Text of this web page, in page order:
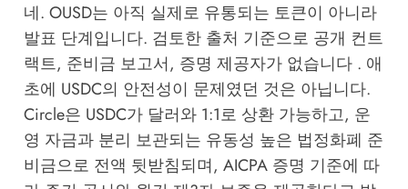
네. OUSD는 아직 실제로 유통되는 토큰이 아니라
발표 단계입니다. 검토한 출처 기준으로 공개 컨트
랙트, 준비금 보고서, 증명 제공자가 없습니다 . 애
초에 USDC의 안전성이 문제였던 것은 아닙니다.
Circle은 USDC가 달러와 1:1로 상환 가능하고, 운
영 자금과 분리 보관되는 유동성 높은 법정화폐 준
비금으로 전액 뒷받침되며, AICPA 증명 기준에 따